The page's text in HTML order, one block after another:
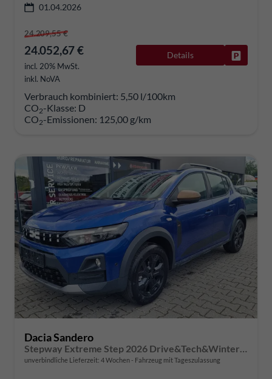
01.04.2026
24.209,55 €
24.052,67 €
incl. 20% MwSt.
inkl. NoVA
Details
Verbrauch kombiniert: 5,50 l/100km
CO2-Klasse: D
CO2-Emissionen: 125,00 g/km
Dacia Sandero
unverbindliche Lieferzeit: 4 Wochen Fahrzeug mit Tageszulassung